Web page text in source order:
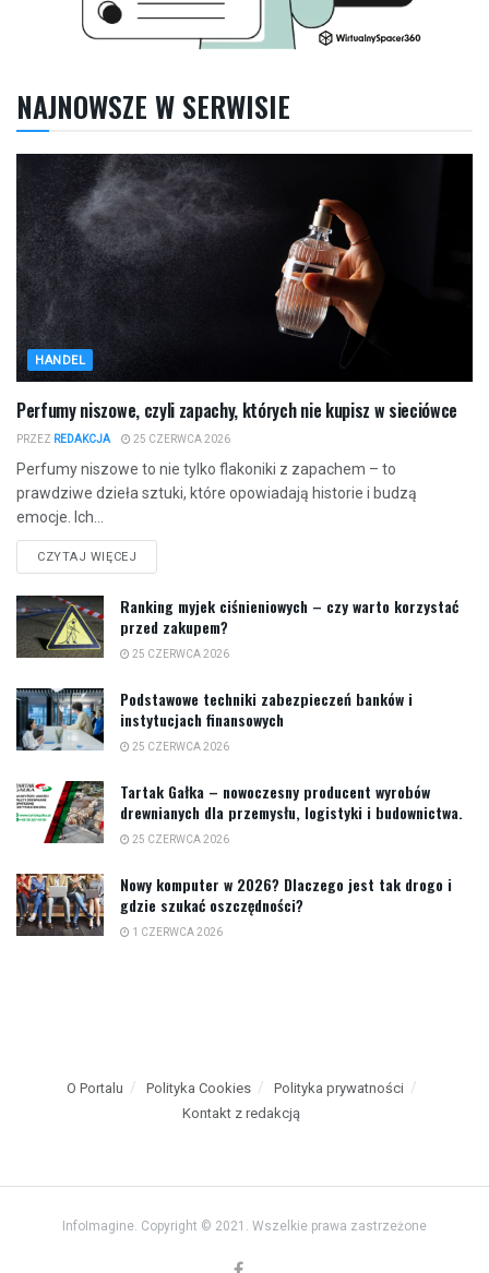
NAJNOWSZE W SERWISIE
HANDEL
Perfumy niszowe, czyli zapachy, których nie kupisz w sieciówce
PRZEZ REDAKCJA 25 CZERWCA 2026
Perfumy niszowe to nie tylko flakoniki z zapachem – to
prawdziwe dzieła sztuki, które opowiadają historie i budzą
emocje. Ich...
CZYTAJ WIĘCEJ
Ranking myjek ciśnieniowych – czy warto korzystać
przed zakupem?
25 CZERWCA 2026
Podstawowe techniki zabezpieczeń banków i
instytucjach finansowych
25 CZERWCA 2026
Tartak Gałka – nowoczesny producent wyrobów
drewnianych dla przemysłu, logistyki i budownictwa.
25 CZERWCA 2026
Nowy komputer w 2026? Dlaczego jest tak drogo i
gdzie szukać oszczędności?
1 CZERWCA 2026
O Portalu Polityka Cookies
Polityka prywatności
Kontakt z redakcją
InfoImagine. Copyright © 2021. Wszelkie prawa zastrzeżone